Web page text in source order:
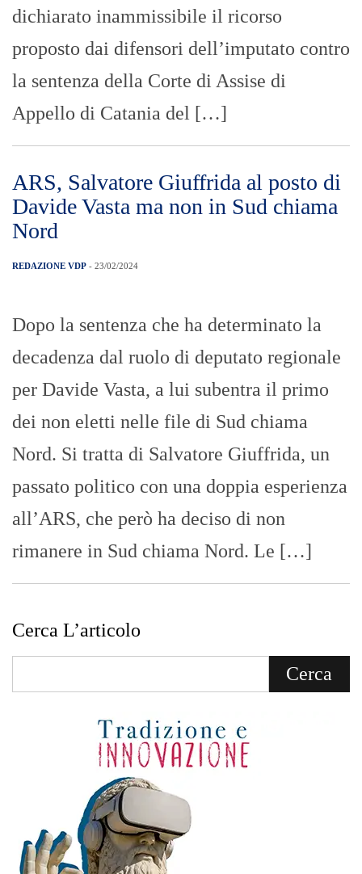
dichiarato inammissibile il ricorso
proposto dai difensori dell’imputato contro
la sentenza della Corte di Assise di
Appello di Catania del […]
ARS, Salvatore Giuffrida al posto di
Davide Vasta ma non in Sud chiama
Nord
REDAZIONE VDP - 23/02/2024
Dopo la sentenza che ha determinato la
decadenza dal ruolo di deputato regionale
per Davide Vasta, a lui subentra il primo
dei non eletti nelle file di Sud chiama
Nord. Si tratta di Salvatore Giuffrida, un
passato politico con una doppia esperienza
all’ARS, che però ha deciso di non
rimanere in Sud chiama Nord. Le […]
Cerca L’articolo